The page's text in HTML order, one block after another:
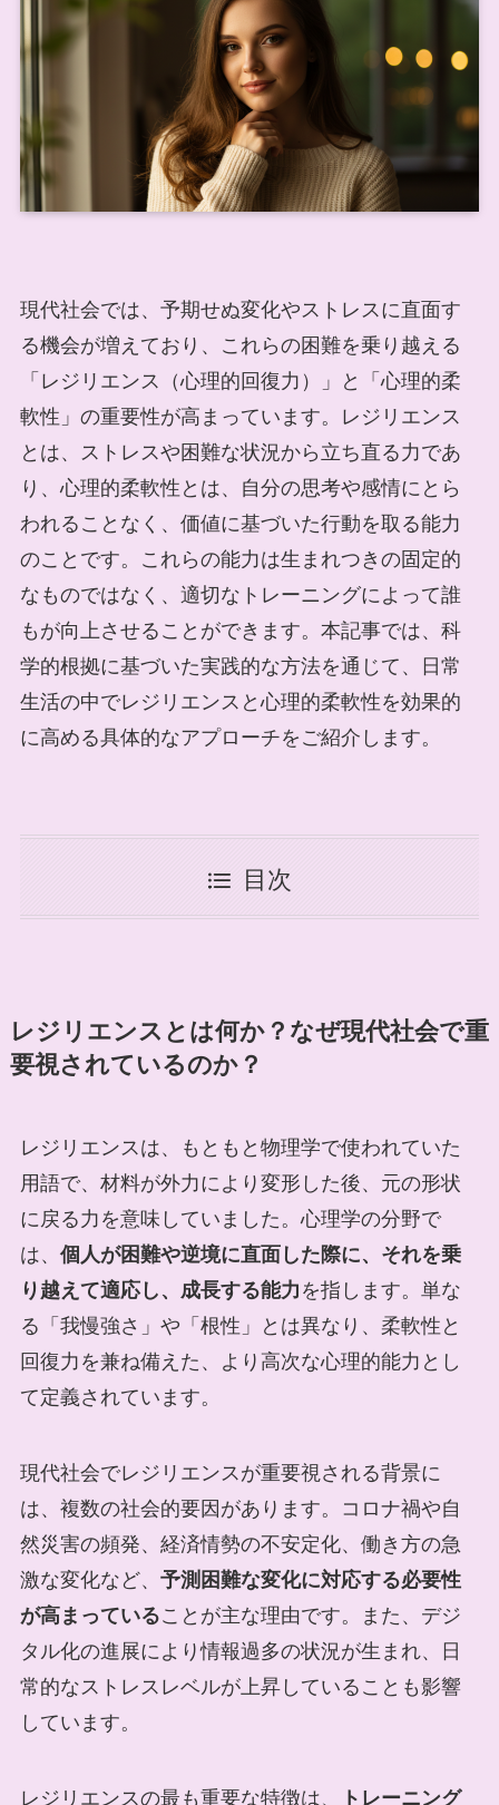
現代社会では、予期せぬ変化やストレスに直面す
る機会が増えており、これらの困難を乗り越える
「レジリエンス（心理的回復力）」と「心理的柔
軟性」の重要性が高まっています。レジリエンス
とは、ストレスや困難な状況から立ち直る力であ
り、心理的柔軟性とは、自分の思考や感情にとら
われることなく、価値に基づいた行動を取る能力
のことです。これらの能力は生まれつきの固定的
なものではなく、適切なトレーニングによって誰
もが向上させることができます。本記事では、科
学的根拠に基づいた実践的な方法を通じて、日常
生活の中でレジリエンスと心理的柔軟性を効果的
に高める具体的なアプローチをご紹介します。
目次
レジリエンスとは何か？なぜ現代社会で重
要視されているのか？
レジリエンスは、もともと物理学で使われていた
用語で、材料が外力により変形した後、元の形状
に戻る力を意味していました。心理学の分野で
は、 個人が困難や逆境に直面した際に、それを乗
り越えて適応し、成長する能力 を指します。単な
る「我慢強さ」や「根性」とは異なり、柔軟性と
回復力を兼ね備えた、より高次な心理的能力とし
て定義されています。
現代社会でレジリエンスが重要視される背景に
は、複数の社会的要因があります。コロナ禍や自
然災害の頻発、経済情勢の不安定化、働き方の急
激な変化など、 予測困難な変化に対応する必要性
が高まっていることが主な理由です。また、デジ
タル化の進展により情報過多の状況が生まれ、日
常的なストレスレベルが上昇していることも影響
しています。
レジリエンスの最も重要な特徴は、
トレーニング